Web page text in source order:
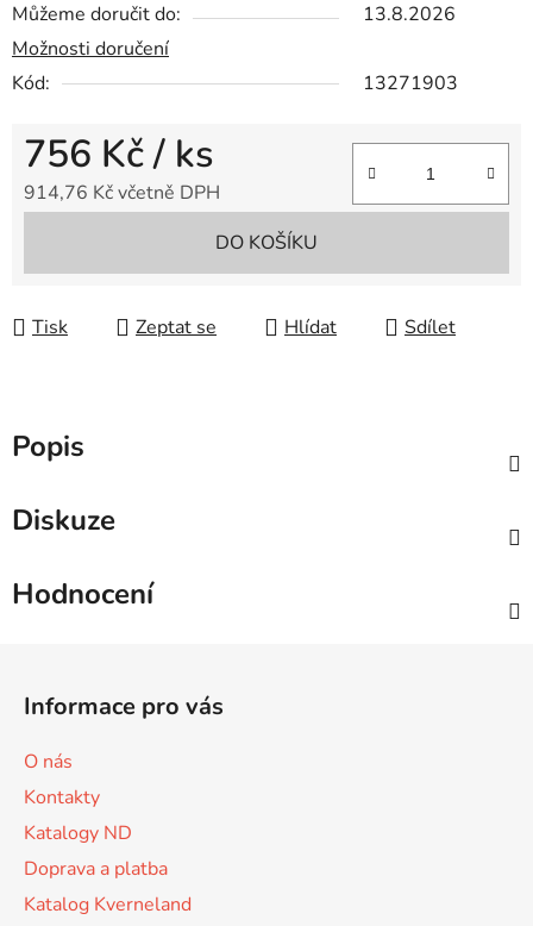
Můžeme doručit do:
13.8.2026
Možnosti doručení
Kód:
13271903
756 Kč/ ks
914,76 Kč včetně DPH
DO KOŠÍKU
Tisk Zeptat se Hlídat Sdílet
Popis
Diskuze
Hodnocení
Informace pro vás
O nás
Kontakty
Katalogy ND
Doprava a platba
Katalog Kverneland